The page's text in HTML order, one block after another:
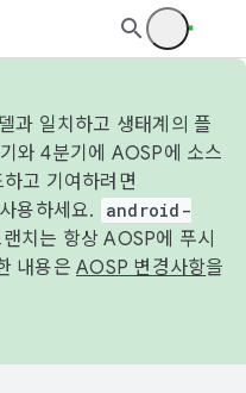
과 일치하고 생태계의 플
와 4분기에 AOSP에 소스
고 기여하려면
용하세요.
android-
치는 항상 AOSP에 푸시
내용은 AOSP 변경사항을